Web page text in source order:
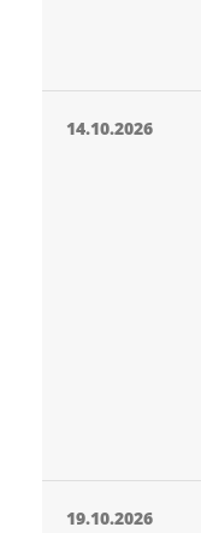
14.10.2026
19.10.2026